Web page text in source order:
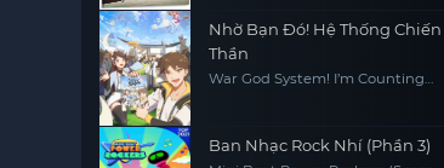
Nhờ Bạn Đó! Hệ Thống Chiến
Thần
War God System! I’m Counting
Ban Nhạc Rock Nhí (Phần 3)